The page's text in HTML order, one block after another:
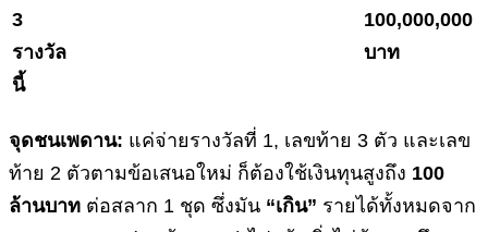
3
รางวัล
นี้
100,000,000
บาท
จุดชนเพดาน: แค่จ่ายรางวัลที่ 1, เลขท้าย 3 ตัว และเลข
ท้าย 2 ตัวตามข้อเสนอใหม่ ก็ต้องใช้เงินทุนสูงถึง 100
ล้านบาท ต่อสลาก 1 ชุด ซึ่งมัน “เกิน” รายได้ทั้งหมดจาก